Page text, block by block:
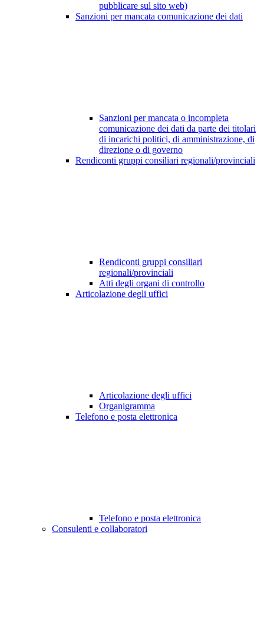
pubblicare sul sito web)
Sanzioni per mancata comunicazione dei dati
Sanzioni per mancata o incompleta
comunicazione dei dati da parte dei titolari
di incarichi politici, di amministrazione, di
direzione o di governo
Rendiconti gruppi consiliari regionali/provinciali
Rendiconti gruppi consiliari
regionali/provinciali
Atti degli organi di controllo
Articolazione degli uffici
Articolazione degli uffici
Organigramma
Telefono e posta elettronica
Telefono e posta elettronica
Consulenti e collaboratori